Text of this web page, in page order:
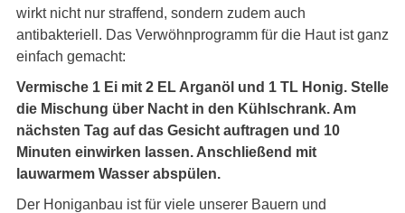
wirkt nicht nur straffend, sondern zudem auch
antibakteriell. Das Verwöhnprogramm für die Haut ist ganz
einfach gemacht:
Vermische 1 Ei mit 2 EL Arganöl und 1 TL Honig. Stelle
die Mischung über Nacht in den Kühlschrank. Am
nächsten Tag auf das Gesicht auftragen und 10
Minuten einwirken lassen. Anschließend mit
lauwarmem Wasser abspülen.
Der Honiganbau ist für viele unserer Bauern und